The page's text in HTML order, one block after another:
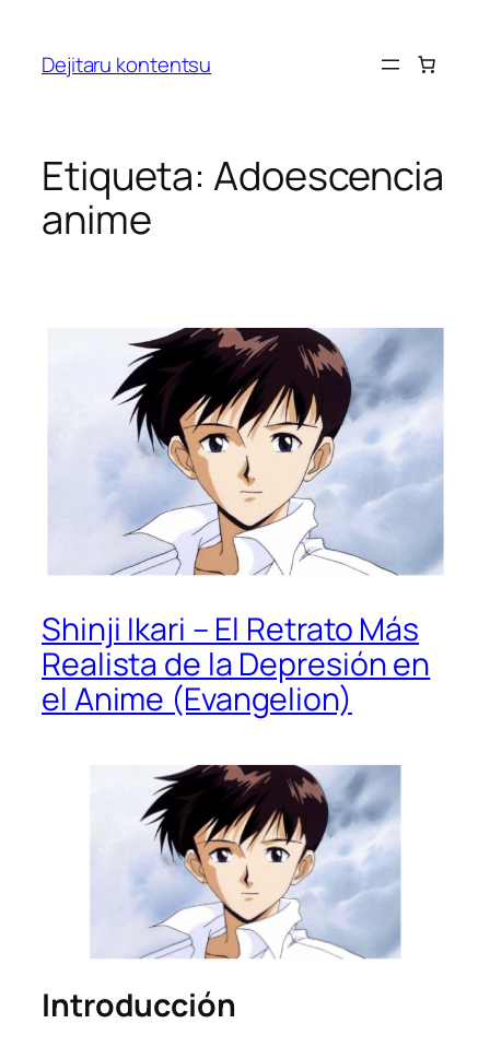
contenido
Dejitaru kontentsu
Etiqueta: Adoescencia
anime
Shinji Ikari – El Retrato Más
Realista de la Depresión en
el Anime (Evangelion)
Introducción